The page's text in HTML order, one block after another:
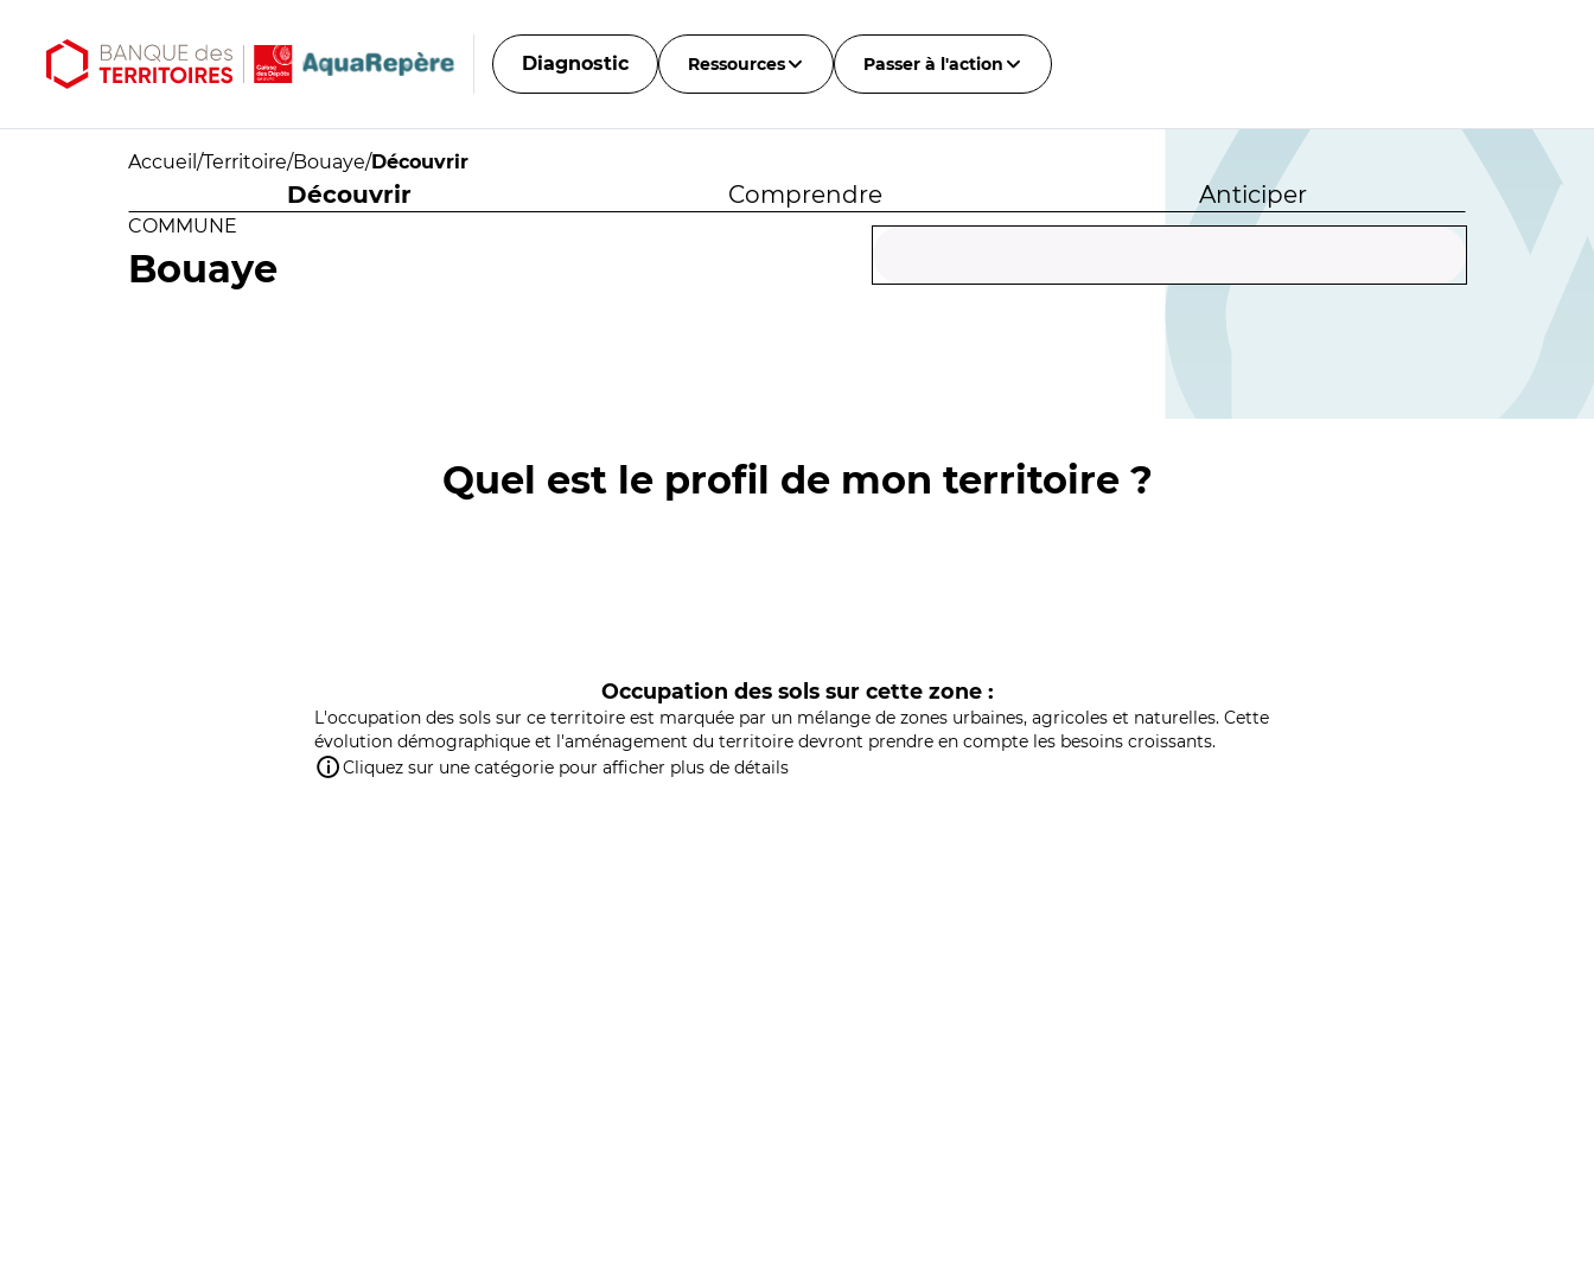
Diagnostic Ressources Passer à l'action
Accueil /Territoire/Bouaye/Découvrir
Découvrir Comprendre Anticiper
COMMUNE
Bouaye
Quel est le profil de mon territoire ?
Occupation des sols sur cette zone :
L'occupation des sols sur ce territoire est marquée par un mélange de zones urbaines, agricoles et naturelles. Cette
évolution démographique et l'aménagement du territoire devront prendre en compte les besoins croissants.
Cliquez sur une catégorie pour afficher plus de détails